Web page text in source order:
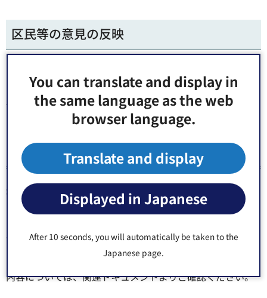
You can translate and display in
the same language as the web
browser language.
Translate and display
Displayed in Japanese
After 10 seconds, you will automatically be taken to the
Japanese page.
区民等の意見の反映
「江東区都市計画マスタープラン2022」の策定にあたって
は、区民等の意見を計画に反映するため、深川・城東・南
部の3つの地域で地区別ワークショップを開催するととも
に、パブリックコメント（意見募集）を実施しました。
地区別ワークショップについて
地区別ワークショップ（深川・城東・南部）は、コロナ禍
の状況を考慮して、区民ワークショップと学生ワークショ
部導入するなど、直接的な接触を極力回避して開催しまし
内容については、関連ドキュメントよりご確認ください。